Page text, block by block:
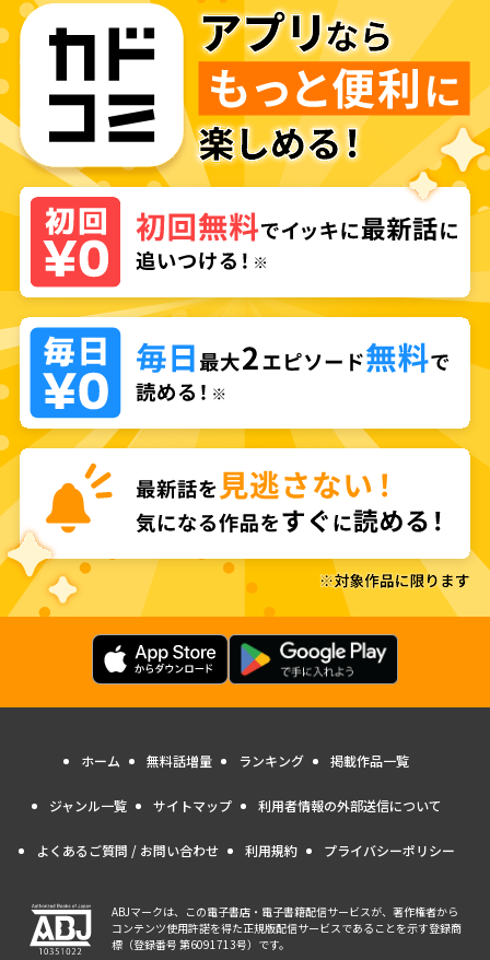
ホーム 無料話増量 ランキング 掲載作品一覧
ジャンル一覧 サイトマップ 利用者情報の外部送信について
よくあるご質問 / お問い合わせ 利用規約 プライバシーポリシー
ABJマークは、この電子書店・電子書籍配信サービスが、著作権者から
コンテンツ使用許諾を得た正規版配信サービスであることを示す登録商
標（登録番号 第6091713号）です。